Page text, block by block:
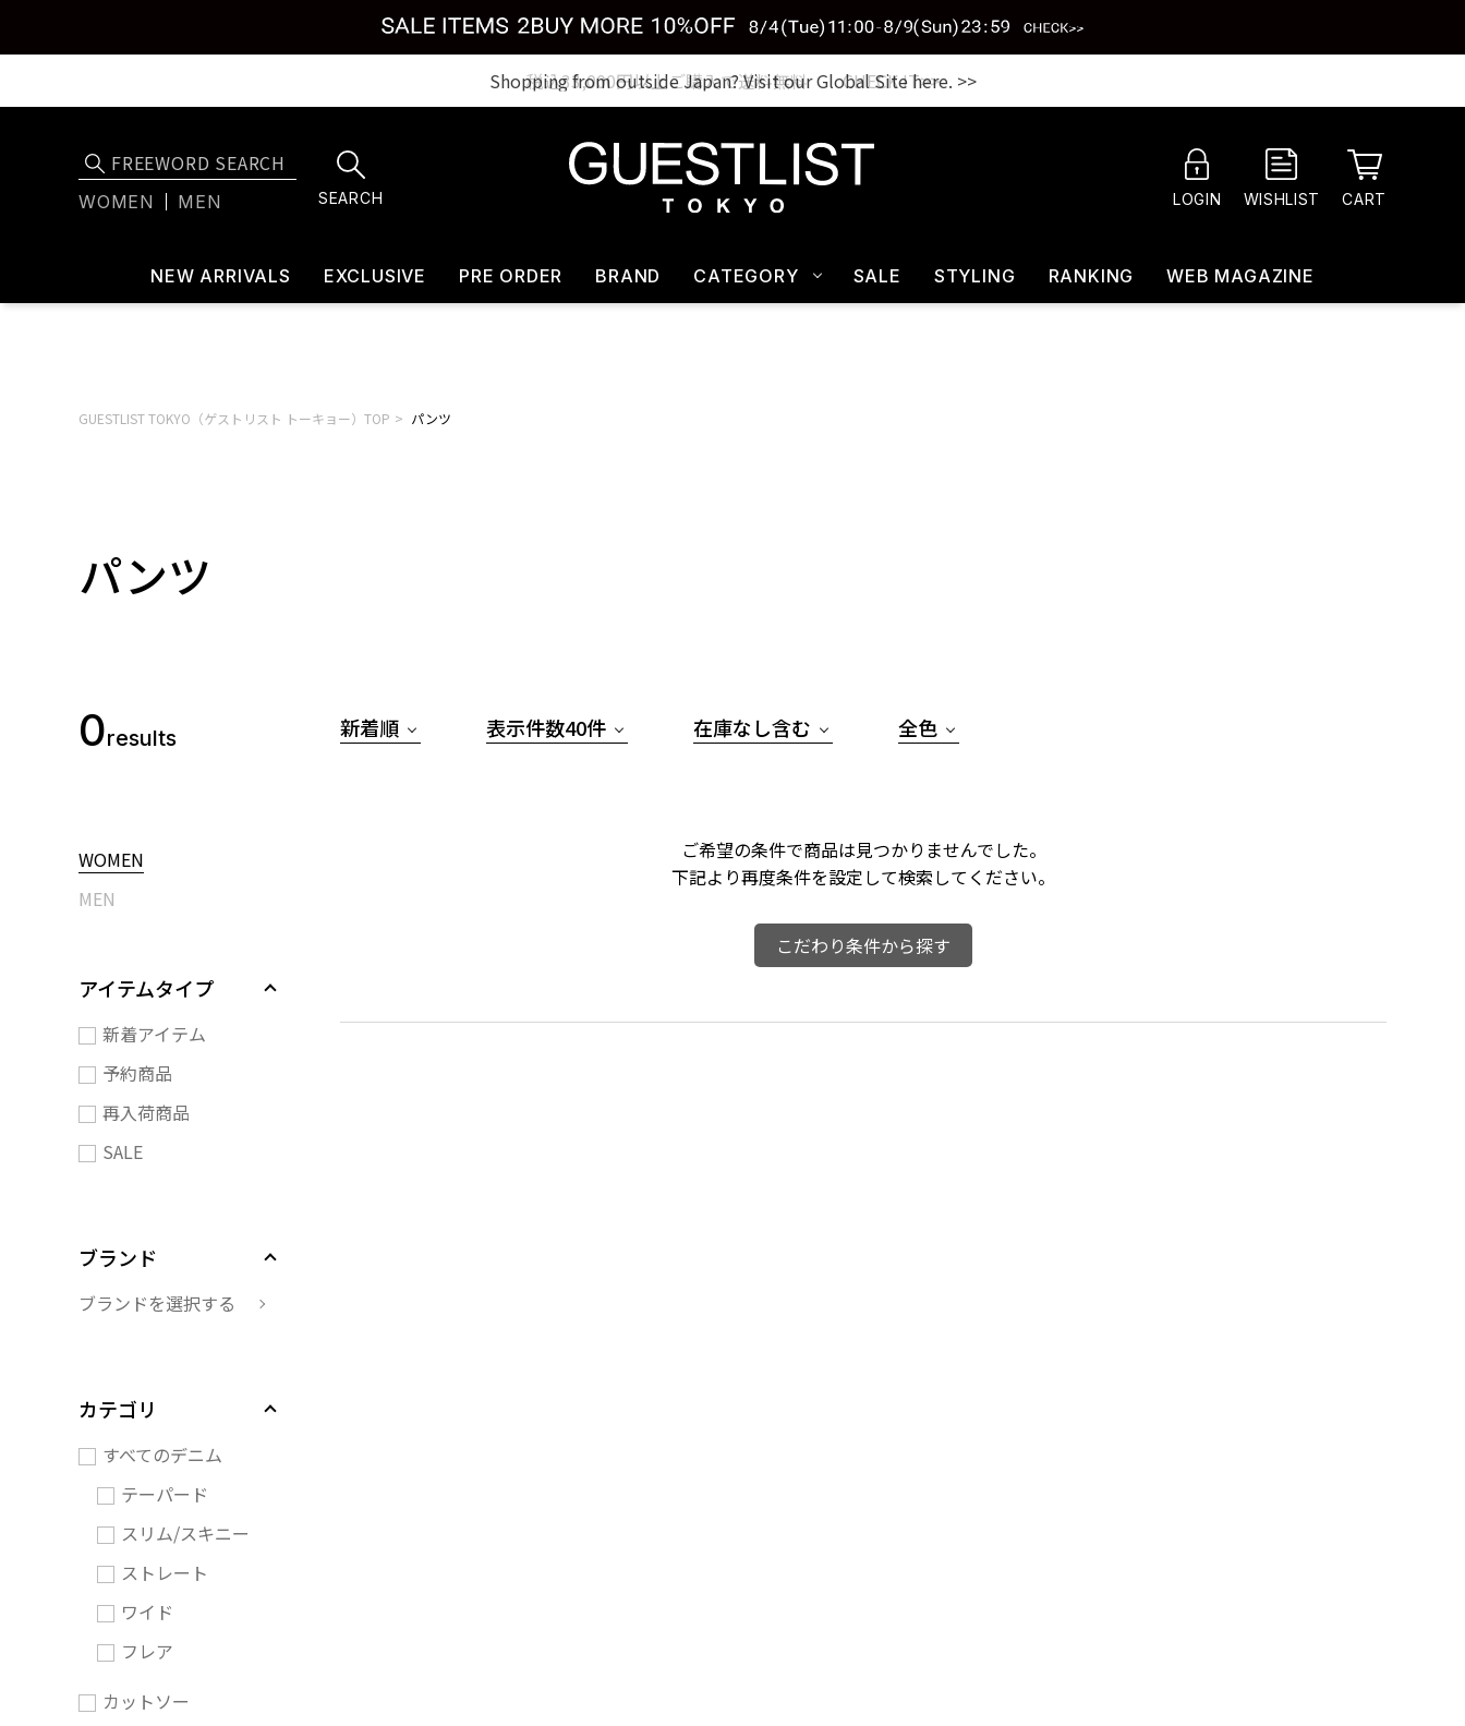
税込33,000円以上ご購入で送料無料 CHECK IT>>
WOMEN MEN SEARCH LOGIN WISHLIST CART
NEW ARRIVALS EXCLUSIVE PRE ORDER BRAND CATEGORY SALE STYLING RANKING WEB MAGAZINE
GUESTLIST TOKYO（ゲストリスト トーキョー）TOP パンツ
パンツ
0results
WOMEN
MEN
アイテムタイプ
新着アイテム
予約商品
再入荷商品
SALE
ブランド
ブランドを選択する
カテゴリ
すべてのデニム
テーパード
スリム/スキニー
ストレート
ワイド
フレア
カットソー
新着順 表示件数40件 在庫なし含む 全色
ご希望の条件で商品は見つかりませんでした。
下記より再度条件を設定して検索してください。
こだわり条件から探す